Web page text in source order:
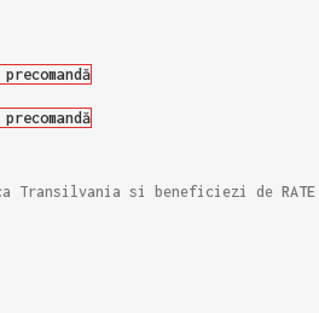
Transilvania si beneficiezi de RATE